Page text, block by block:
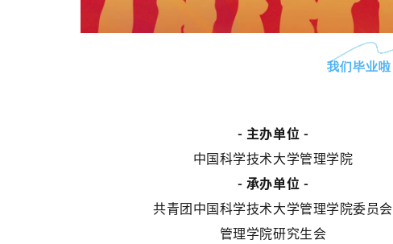
我们毕业啦
- 主办单位 -
中国科学技术大学管理学院
- 承办单位 -
共青团中国科学技术大学管理学院委员会
管理学院研究生会